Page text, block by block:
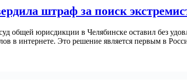
штраф за поиск
общей юрисдикции в Челябинске оставил без
в интернете. Это решение является первым в